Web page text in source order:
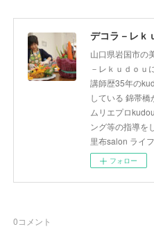
デコラ－レｋ
山口県岩国市の
－レｋｕｄｏｕ
講師歴35年の
している 錦帯
ムリエプロ
ング等の指導を
里布salon ライ
フォロー
0コメント